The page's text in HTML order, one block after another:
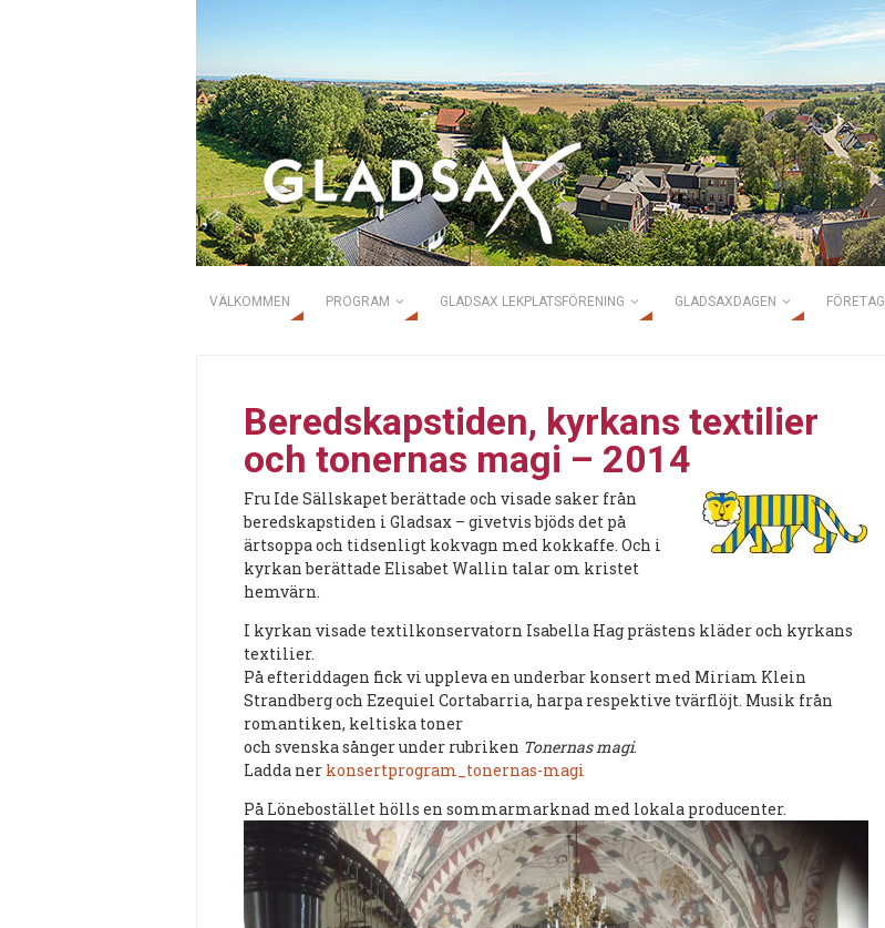
VÄLKOMMEN PROGRAM GLADSAX LEKPLATSFÖRENING GLADSAXDAGEN FÖRETAG
Beredskapstiden, kyrkans textilier
och tonernas magi – 2014
Fru Ide Sällskapet berättade och visade saker från
beredskapstiden i Gladsax – givetvis bjöds det på
ärtsoppa och tidsenligt kokvagn med kokkaffe. Och i
kyrkan berättade Elisabet Wallin talar om kristet
hemvärn.
I kyrkan visade textilkonservatorn Isabella Hag prästens kläder och kyrkans
textilier.
På efteriddagen fick vi uppleva en underbar konsert med Miriam Klein
Strandberg och Ezequiel Cortabarria, harpa respektive tvärflöjt. Musik från
romantiken, keltiska toner
och svenska sånger under rubriken Tonernas magi.
Ladda ner konsertprogram_tonernas-magi
På Lönebostället hölls en sommarmarknad med lokala producenter.